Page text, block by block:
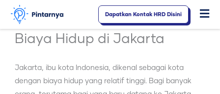
Lewati
konten
Dapatkan Kontak HRD Disini
Biaya Hidup di Jakarta
Jakarta, ibu kota Indonesia, dikenal sebagai kota
dengan biaya hidup yang relatif tinggi. Bagi banyak